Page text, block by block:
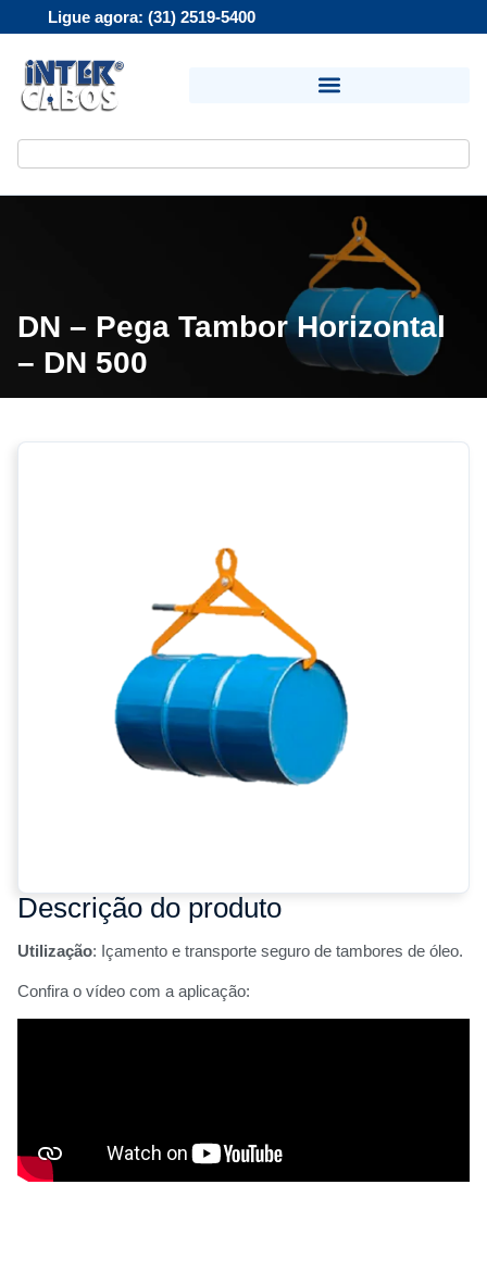
Ligue agora: (31) 2519-5400
DN – Pega Tambor Horizontal
– DN 500
Descrição do produto
Utilização: Içamento e transporte seguro de tambores de óleo.
Confira o vídeo com a aplicação: